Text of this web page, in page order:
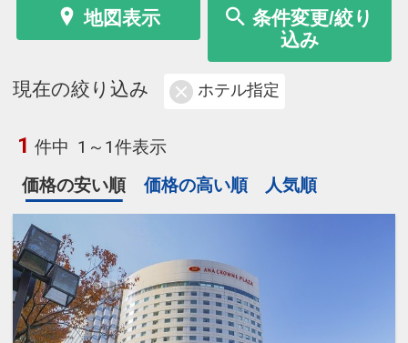
地図表示
条件変更/絞り
込み
現在の絞り込み ホテル指定
1 件中 1～1件表示
価格の安い順
価格の高い順 人気順